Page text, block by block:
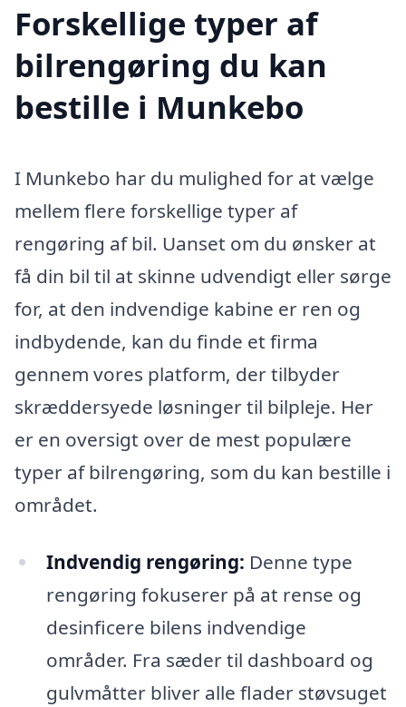
Forskellige typer af
bilrengøring du kan
bestille i Munkebo
I Munkebo har du mulighed for at vælge
mellem flere forskellige typer af
rengøring af bil. Uanset om du ønsker at
få din bil til at skinne udvendigt eller sørge
for, at den indvendige kabine er ren og
indbydende, kan du finde et firma
gennem vores platform, der tilbyder
skræddersyede løsninger til bilpleje. Her
er en oversigt over de mest populære
typer af bilrengøring, som du kan bestille i
området.
Indvendig rengøring: Denne type
rengøring fokuserer på at rense og
desinficere bilens indvendige
områder. Fra sæder til dashboard og
gulvmåtter bliver alle flader støvsuget